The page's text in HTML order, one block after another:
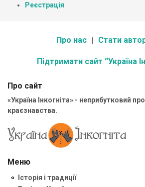
Реєстрація
Про нас Стати
Підтримати сайт “Україна
Про сайт
«Україна Інкогніта» - неприбутковий
краєзнавства.
Меню
Історія і традиції